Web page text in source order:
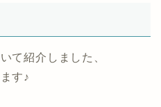
て紹介しました、
す♪